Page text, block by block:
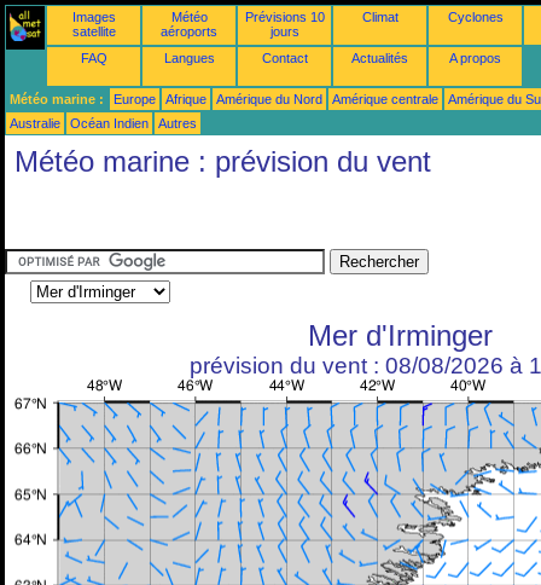
Images
satellite
Météo
aéroports
Prévisions 10
jours
Climat Cyclones
FAQ Langues Contact Actualités A propos
Météo marine : Europe Afrique Amérique du Nord Amérique centrale
Amérique du
Australie
Océan Indien Autres
Météo marine : prévision du vent
Mer d'Irminger
prévision du vent : 08/08/2026 à